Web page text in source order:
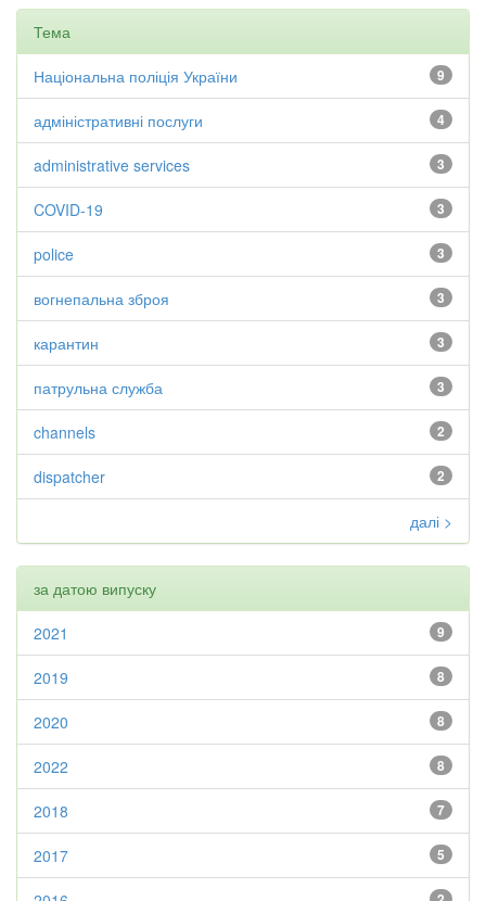
Тема
9
Національна поліція України
4
адміністративні послуги
3
administrative services
3
COVID-19
3
police
3
вогнепальна зброя
3
карантин
3
патрульна служба
2
channels
2
dispatcher
далі >
за датою випуску
9
2021
8
2019
8
2020
8
2022
7
2018
5
2017